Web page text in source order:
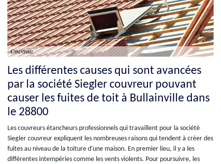
Les différentes causes qui sont avancées
par la société Siegler couvreur pouvant
causer les fuites de toit à Bullainville dans
le 28800
Les couvreurs étancheurs professionnels qui travaillent pour la société
Siegler couvreur expliquent les nombreuses raisons qui tendent à créer des
fuites au niveau de la toiture d'une maison. En premier lieu, il y a les
différentes intempéries comme les vents violents. Pour poursuivre, les